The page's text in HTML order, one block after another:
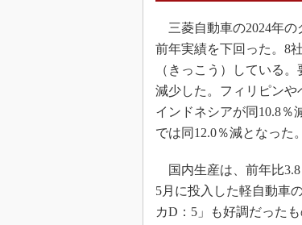
三菱自動車の2024年の
前年実績を下回った。8
（きっこう）している
減少した。フィリピンや
インドネシアが同10.8％
では同12.0％減となった。
国内生産は、前年比3.8
5月に投入した軽自動車
カD：5」も好調だった